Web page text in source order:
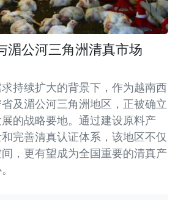
湄公河三角洲清真市场
持续扩大的背景下，作为越南西
及湄公河三角洲地区，正被确立
的战略要地。通过建设原料产
完善清真认证体系，该地区不仅
，更有望成为全国重要的清真产